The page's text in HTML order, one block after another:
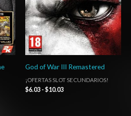
God of War III Remastered
¡OFERTAS SLOT SECUNDARIOS!
$6.03 - $10.03